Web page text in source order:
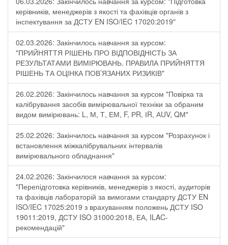
керівників, менеджерів з якості та фахівців органів з
інспектування за ДСТУ EN ISO/IEC 17020:2019"
02.03.2026: Закінчилось навчання за курсом:
"ПРИЙНЯТТЯ РІШЕНЬ ПРО ВІДПОВІДНІСТЬ ЗА
РЕЗУЛЬТАТАМИ ВИМІРЮВАНЬ. ПРАВИЛА ПРИЙНЯТТЯ
РІШЕНЬ ТА ОЦІНКА ПОВ’ЯЗАНИХ РИЗИКІВ"
26.02.2026: Закінчилось навчання за курсом "Повірка та
калібрування засобів вимірювальної техніки за обраним
видом вимірювань: L, М, Т, ЕМ, F, РR, ІR, АUV, QМ"
25.02.2026: Закінчилось навчання за курсом "Розрахунок і
встановлення міжкалібрувальних інтервалів
вимірювального обладнання"
24.02.2026: Закінчилося навчання за курсом:
"Перепідготовка керівників, менеджерів з якості, аудиторів
та фахівців лабораторій за вимогами стандарту ДСТУ EN
ISO/IEC 17025:2019 з врахуванням положень ДСТУ ISO
19011:2019, ДСТУ ISO 31000:2018, ЕА, ILAC-
рекомендацій"